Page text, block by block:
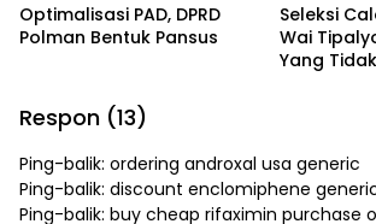
Optimalisasi PAD, DPRD
Polman Bentuk Pansus
Seleksi
Wai
Yang
Respon (13)
Ping-balik: ordering androxal usa generic
Ping-balik: discount enclomiphene
Ping-balik: buy cheap rifaximin purchase